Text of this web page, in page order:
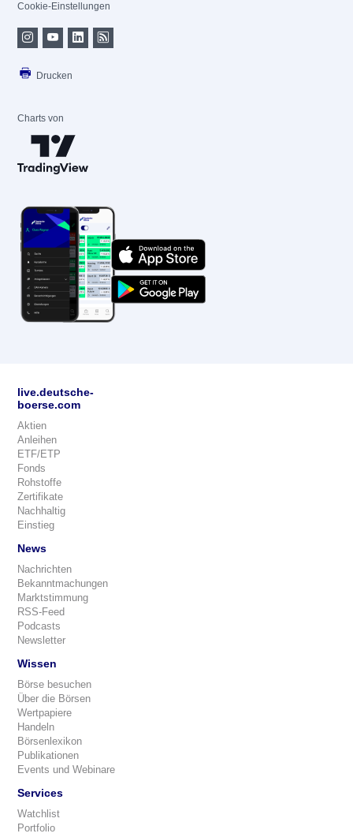
Cookie-Einstellungen
Drucken
Charts von
live.deutsche-
boerse.com
Aktien
Anleihen
ETF/ETP
Fonds
Rohstoffe
Zertifikate
Nachhaltig
Einstieg
News
Nachrichten
Bekanntmachungen
Marktstimmung
RSS-Feed
Podcasts
Newsletter
Wissen
Börse besuchen
Über die Börsen
Wertpapiere
Handeln
Börsenlexikon
Publikationen
Events und Webinare
Services
Watchlist
Portfolio